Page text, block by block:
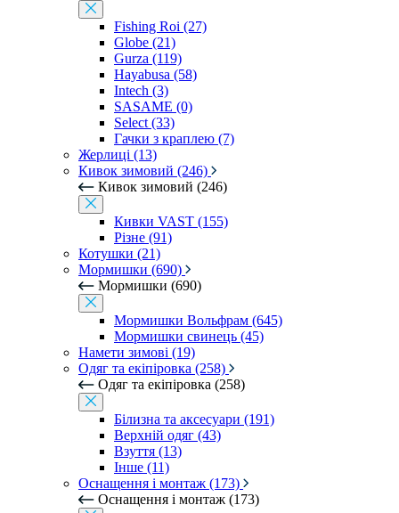
Fishing Roi (27)
Globe (21)
Gurza (119)
Hayabusa (58)
Intech (3)
SASAME (0)
Select (33)
Гачки з краплею (7)
Жерлиці (13)
Кивок зимовий (246)
Кивок зимовий (246)
Кивки VAST (155)
Різне (91)
Котушки (21)
Мормишки (690)
Мормишки (690)
Мормишки Вольфрам (645)
Мормишки свинець (45)
Намети зимові (19)
Одяг та екіпіровка (258)
Одяг та екіпіровка (258)
Білизна та аксесуари (191)
Верхній одяг (43)
Взуття (13)
Інше (11)
Оснащення і монтаж (173)
Оснащення і монтаж (173)